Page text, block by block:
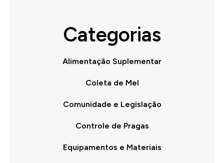
Categorias
Alimentação Suplementar
Coleta de Mel
Comunidade e Legislação
Controle de Pragas
Equipamentos e Materiais